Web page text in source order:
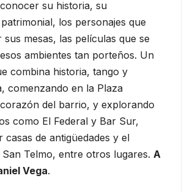
su historia, su
los personajes que
mesas, las películas que se
ambientes tan porteños. Un
combina historia, tango y
comenzando en la Plaza
del barrio, y explorando
como El Federal y Bar Sur,
casas de antigüedades y el
Telmo, entre otros lugares. A
Vega.